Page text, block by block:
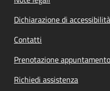
Dichiarazione di accessibilità
Contatti
Prenotazione appuntamento
Richiedi assistenza